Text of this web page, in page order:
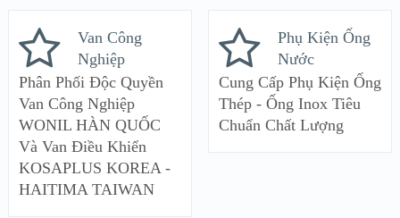
Van Công
Nghiệp
Phân Phối Độc Quyền
Van Công Nghiệp
WONIL HÀN QUỐC
Và Van Điều Khiển
KOSAPLUS KOREA -
HAITIMA TAIWAN
Phụ Kiện Ống
Nước
Cung Cấp Phụ Kiện Ống
Thép - Ống Inox Tiêu
Chuẩn Chất Lượng